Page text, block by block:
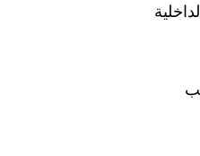
و800 مللي بالمناطق الداخلية